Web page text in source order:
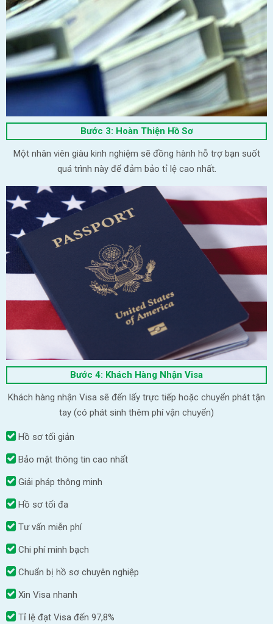
Bước 3: Hoàn Thiện Hồ Sơ
Một nhân viên giàu kinh nghiệm sẽ đồng hành hỗ trợ bạn suốt
quá trình này để đảm bảo tỉ lệ cao nhất.
Bước 4: Khách Hàng Nhận Visa
Khách hàng nhận Visa sẽ đến lấy trực tiếp hoặc chuyển phát tận
tay (có phát sinh thêm phí vận chuyển)
Hồ sơ tối giản
Bảo mật thông tin cao nhất
Giải pháp thông minh
Hồ sơ tối đa
Tư vấn miễn phí
Chi phí minh bạch
Chuẩn bị hồ sơ chuyên nghiệp
Xin Visa nhanh
Tỉ lệ đạt Visa đến 97,8%